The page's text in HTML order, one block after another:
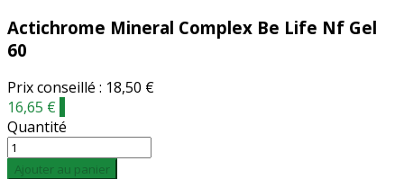
Actichrome Mineral Complex Be Life Nf Gel
60
Prix conseillé : 18,50 €
16,65 €
Quantité
Ajouter au panier